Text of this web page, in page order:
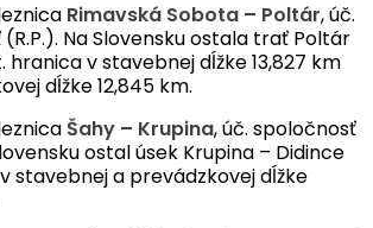
Rimavská Sobota – Poltár, úč.
Na Slovensku ostala trať Poltár
hranica v stavebnej dĺžke 13,827 km
dĺžke 12,845 km.
Šahy – Krupina, úč. spoločnosť
ostal úsek Krupina – Didince
stavebnej a prevádzkovej dĺžke